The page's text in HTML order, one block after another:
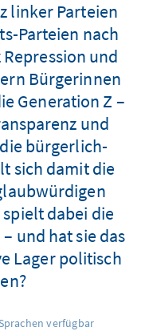
linker Parteien
Parteien nach
und
Bürgerinnen
Generation Z –
und
bürgerlich-
sich damit die
dabei die
und hat sie das
Lager politisch
verfügbar